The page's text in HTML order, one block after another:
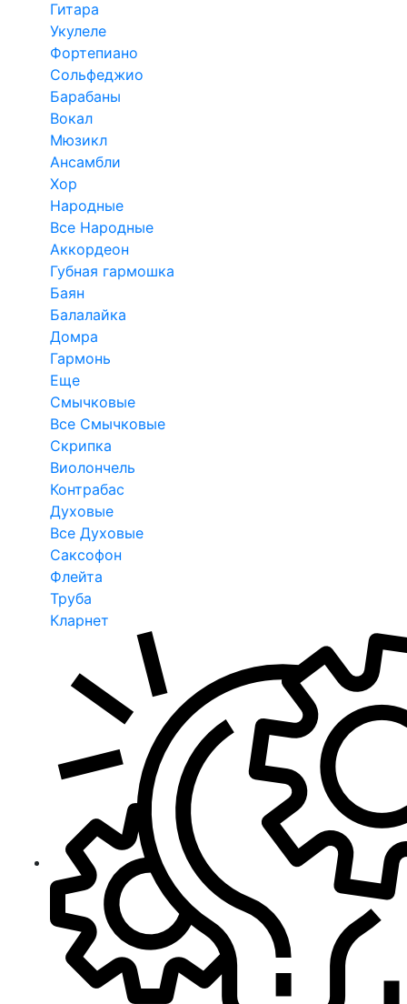
Гитара
Укулеле
Фортепиано
Сольфеджио
Барабаны
Вокал
Мюзикл
Ансамбли
Хор
Народные
Все Народные
Аккордеон
Губная гармошка
Баян
Балалайка
Домра
Гармонь
Еще
Смычковые
Все Смычковые
Скрипка
Виолончель
Контрабас
Духовые
Все Духовые
Саксофон
Флейта
Труба
Кларнет